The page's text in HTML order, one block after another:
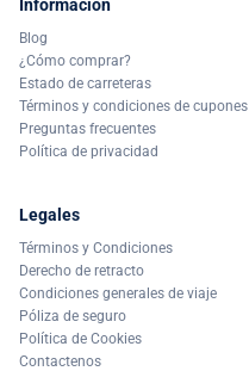
Información
Blog
¿Cómo comprar?
Estado de carreteras
Términos y condiciones de cupones
Preguntas frecuentes
Política de privacidad
Legales
Términos y Condiciones
Derecho de retracto
Condiciones generales de viaje
Póliza de seguro
Política de Cookies
Contactenos